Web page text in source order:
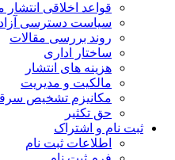
قواعد اخلاقی انتشار مقالات
سیاست دسترسی آزاد
روند بررسی مقالات
ساختار اداری
هزینه های انتشار
مالکیت و مدیریت
ﻣﮑﺎﻧﯿﺰم ﺗﺸﺨﯿﺺ ﺳﺮﻗﺖ ﻋﻠﻤﯽ
حق تکثیر
نام و اشتراک
اطلاعات ثبت نام